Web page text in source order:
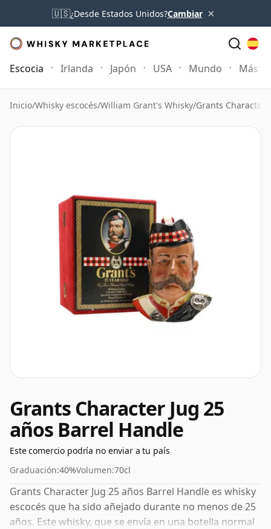
🇺🇸¿Desde Estados Unidos?Cambiar ×
Escocia Irlanda Japón USA Mundo Más
Inicio/Whisky escocés/William Grant's Whisky/Grants Character
Grants Character Jug 25
años Barrel Handle
Este comercio podría no enviar a tu país
Graduación:40%Volumen:70cl
Grants Character Jug 25 años Barrel Handle es whisky
escocés que ha sido añejado durante no menos de 25
años. Este whisky, que se envía en una botella normal